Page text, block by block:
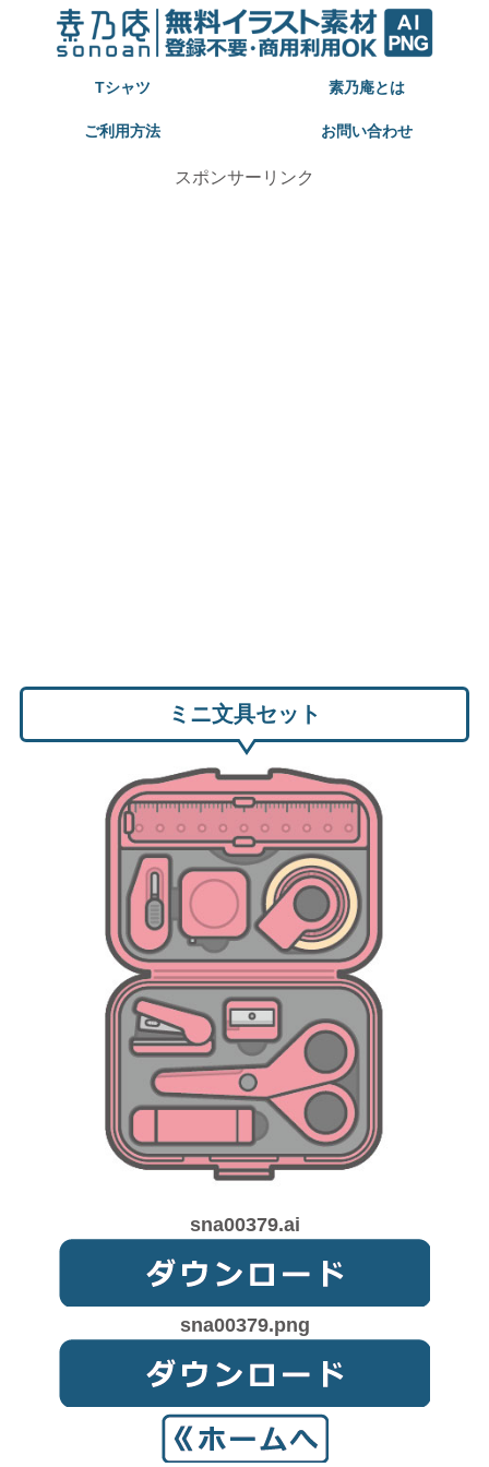
Tシャツ 素乃庵とは
ご利用方法 お問い合わせ
スポンサーリンク
ミニ文具セット
sna00379.ai
sna00379.png